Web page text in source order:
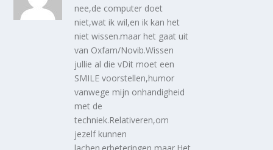
nee,de computer doet
niet,wat ik wil,en ik kan het
niet wissen.maar het gaat uit
van Oxfam/Novib.Wissen
jullie al die vDit moet een
SMILE voorstellen,humor
vanwege mijn onhandigheid
met de
techniek.Relativeren,om
jezelf kunnen
lachen.erbeteringen maar.Het